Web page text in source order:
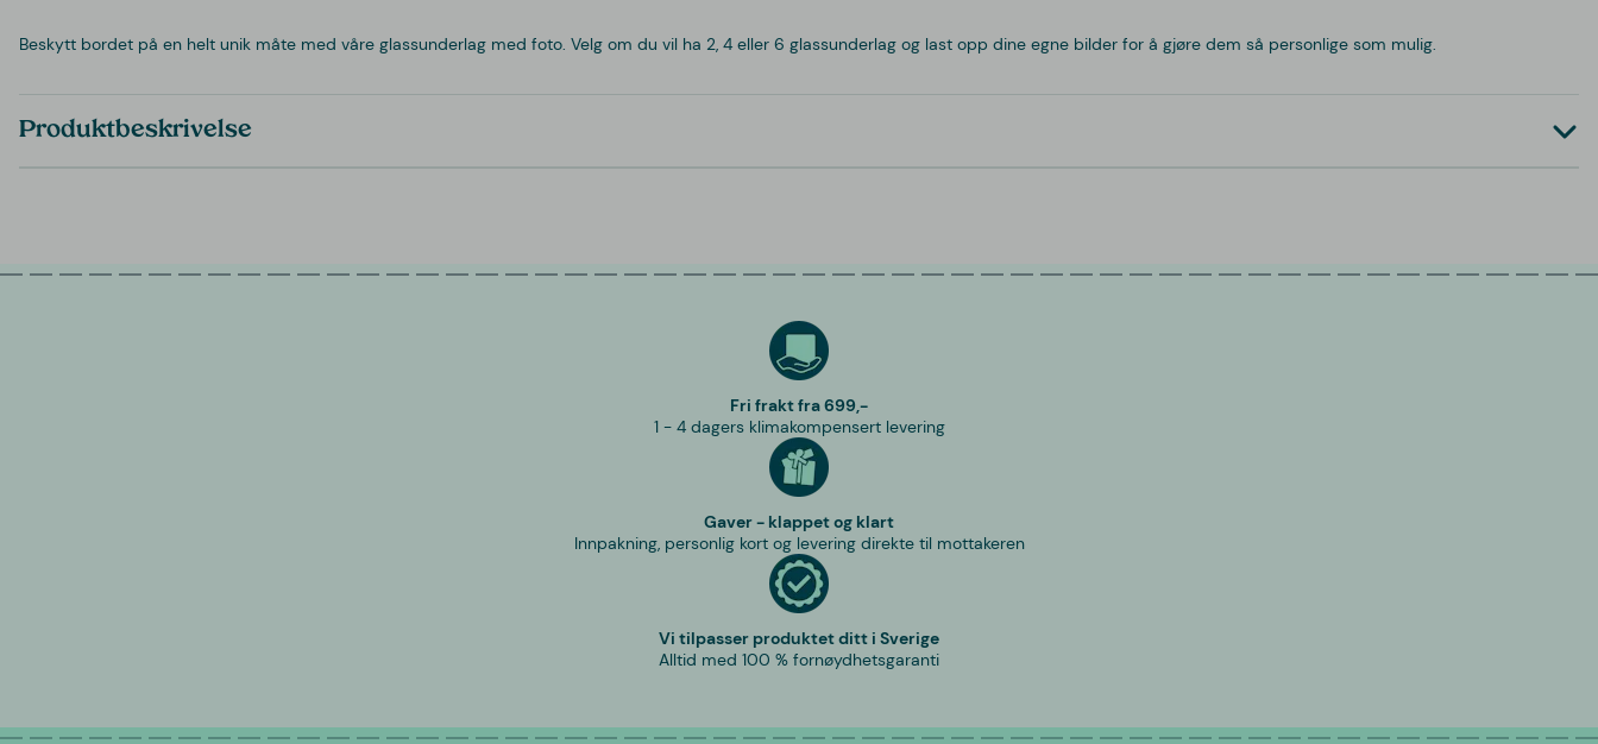
Beskytt bordet på en helt unik måte med våre glassunderlag med foto. Velg om du vil ha 2, 4 eller 6 glassunderlag og last opp dine egne bilder for å gjøre dem så personlige som mulig.
Produktbeskrivelse
Fri frakt fra 699,-
1 - 4 dagers klimakompensert levering
Gaver - klappet og klart
Innpakning, personlig kort og levering direkte til mottakeren
Vi tilpasser produktet ditt i Sverige
Alltid med 100 % fornøydhetsgaranti